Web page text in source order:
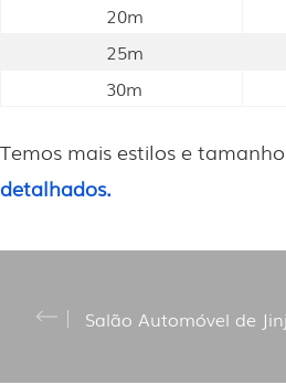
20m
25m
30m
Temos mais estilos e
detalhados.
Salão Automóvel de